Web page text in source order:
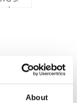
About